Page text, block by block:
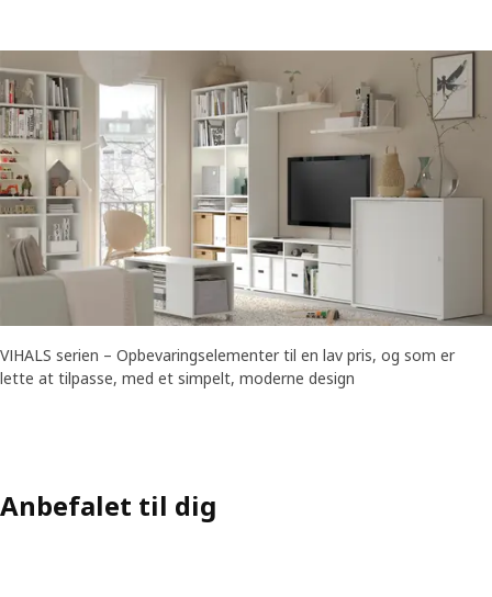
VIHALS serien – Opbevaringselementer til en lav pris, og som er
lette at tilpasse, med et simpelt, moderne design
Anbefalet til dig